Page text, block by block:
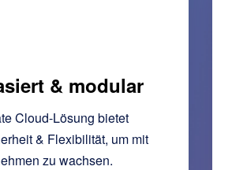
& modular
Cloud-Lösung bietet
& Flexibilität, um mit
zu wachsen.